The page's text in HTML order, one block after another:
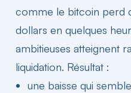
comme le bitcoin perd
dollars en quelques
ambitieuses atteignent
liquidation. Résultat :
une baisse qui